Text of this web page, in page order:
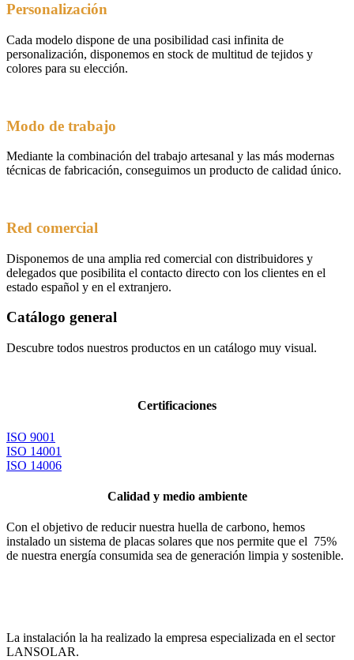
Personalización
Cada modelo dispone de una posibilidad casi infinita de
personalización, disponemos en stock de multitud de tejidos y
colores para su elección.
Modo de trabajo
Mediante la combinación del trabajo artesanal y las más modernas
técnicas de fabricación, conseguimos un producto de calidad único.
Red comercial
Disponemos de una amplia red comercial con distribuidores y
delegados que posibilita el contacto directo con los clientes en el
estado español y en el extranjero.
Catálogo general
Descubre todos nuestros productos en un catálogo muy visual.
Certificaciones
ISO 9001
ISO 14001
ISO 14006
Calidad y medio ambiente
Con el objetivo de reducir nuestra huella de carbono, hemos
instalado un sistema de placas solares que nos permite que el 75%
de nuestra energía consumida sea de generación limpia y sostenible.
La instalación la ha realizado la empresa especializada en el sector
LANSOLAR.